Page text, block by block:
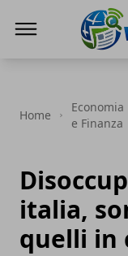
Home
Economia
e Finanza
italia,
quelli in